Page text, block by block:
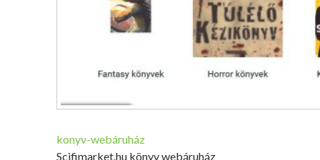
konyv-webáruház
Scifimarket.hu könyv webáruház